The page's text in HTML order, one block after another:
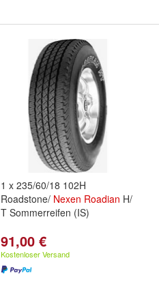
1 x 235/60/18 102H
Roadstone/ Nexen Roadian H/
T Sommerreifen (IS)
91,00 €
Kostenloser Versand